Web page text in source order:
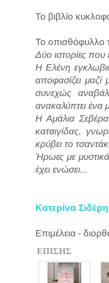
Το βιβλίο
Το οπισθόφυλλο
Δύο ιστορίες που
Η Ελένη
αποφασίζει
συνεχώς
ανακαλύπτει ένα
Η Αμάλια
καταιγίδας,
κρύβει το
Ήρωες με
έχει ενώσει...
Κατερίνα Σιδέρη
Επιμέλεια -
ΕΠΙΣΗΣ